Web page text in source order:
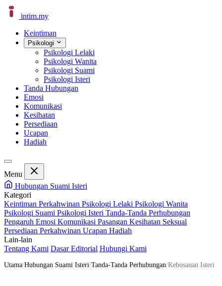
intim.my
Keintiman
Psikologi
Psikologi Lelaki
Psikologi Wanita
Psikologi Suami
Psikologi Isteri
Tanda Hubungan
Emosi
Komunikasi
Kesihatan
Persediaan
Ucapan
Hadiah
Menu
Hubungan Suami Isteri
Kategori
Keintiman Perkahwinan Psikologi Lelaki Psikologi Wanita
Psikologi Suami Psikologi Isteri Tanda-Tanda Perhubungan
Pengaruh Emosi Komunikasi Pasangan Kesihatan Seksual
Persediaan Perkahwinan Ucapan Hadiah
Lain-lain
Tentang Kami Dasar Editorial Hubungi Kami
Utama/Hubungan Suami Isteri/Tanda-Tanda Perhubungan/Kebosanan Isteri